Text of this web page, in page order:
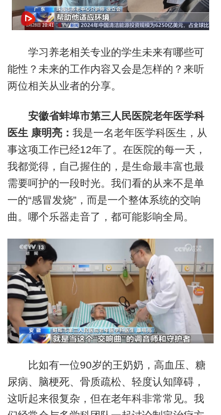
学习养老相关专业的学生未来有哪些可
能性？未来的工作内容又会是怎样的？来听
两位相关从业者的分享。
安徽省蚌埠市第三人民医院老年医学科
医生 康明亮： 我是一名老年医学科医生，从
事这项工作已经12年了。在医院的每一天，
我都觉得，自己握住的，是生命最丰富也最
需要呵护的一段时光。我们看的从来不是单
一的“感冒发烧”，而是一个整体系统的交响
曲。哪个乐器走音了，都可能影响全局。
比如有一位90岁的王奶奶，高血压、糖
尿病、脑梗死、骨质疏松、轻度认知障碍，
这听起来很复杂，但在老年科非常常见。我